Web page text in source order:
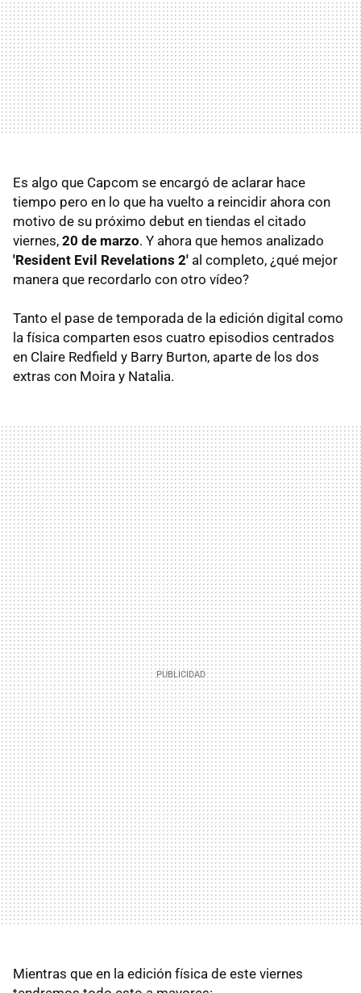
Es algo que Capcom se encargó de aclarar hace
tiempo pero en lo que ha vuelto a reincidir ahora con
motivo de su próximo debut en tiendas el citado
viernes, 20 de marzo. Y ahora que hemos analizado
'Resident Evil Revelations 2' al completo, ¿qué mejor
manera que recordarlo con otro vídeo?
Tanto el pase de temporada de la edición digital como
la física comparten esos cuatro episodios centrados
en Claire Redfield y Barry Burton, aparte de los dos
extras con Moira y Natalia.
Mientras que en la edición física de este viernes